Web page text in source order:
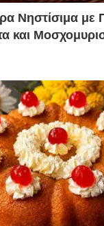
Νηστίσιμα με
και